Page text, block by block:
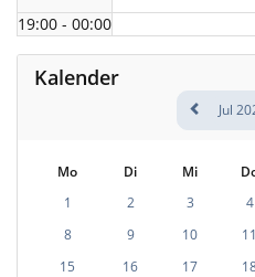
19:00 - 00:00
Kalender
Jul
Mo Di Mi
1
2 3 4
8
9 10 11
15
16 17